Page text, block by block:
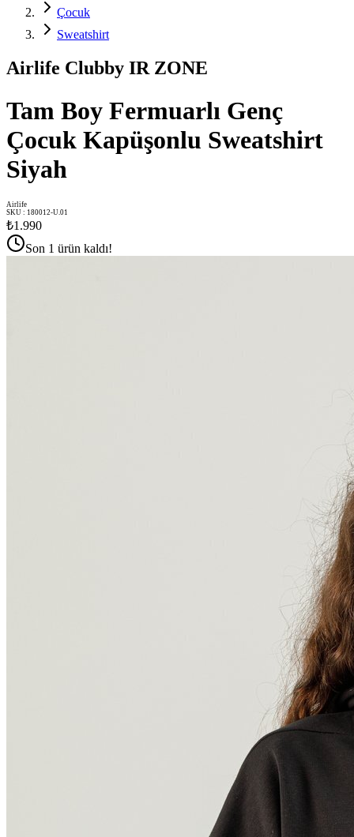
Çocuk
Sweatshirt
Airlife Clubby IR ZONE
Tam Boy Fermuarlı Genç
Çocuk Kapüşonlu Sweatshirt
Siyah
Airlife
SKU : 180012-U.01
₺1.990
Son 1 ürün kaldı!